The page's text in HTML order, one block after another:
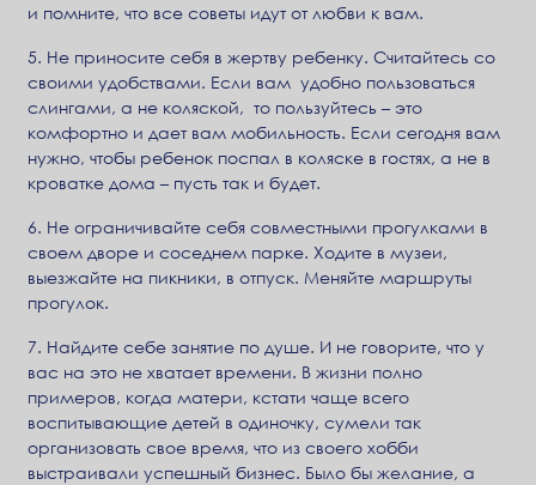
и помните, что все советы идут от любви к вам.
5. Не приносите себя в жертву ребенку. Считайтесь со
своими удобствами. Если вам удобно пользоваться
слингами, а не коляской, то пользуйтесь – это
комфортно и дает вам мобильность. Если сегодня вам
нужно, чтобы ребенок поспал в коляске в гостях, а не в
кроватке дома – пусть так и будет.
6. Не ограничивайте себя совместными прогулками в
своем дворе и соседнем парке. Ходите в музеи,
выезжайте на пикники, в отпуск. Меняйте маршруты
прогулок.
7. Найдите себе занятие по душе. И не говорите, что у
вас на это не хватает времени. В жизни полно
примеров, когда матери, кстати чаще всего
воспитывающие детей в одиночку, сумели так
организовать свое время, что из своего хобби
выстраивали успешный бизнес. Было бы желание, а